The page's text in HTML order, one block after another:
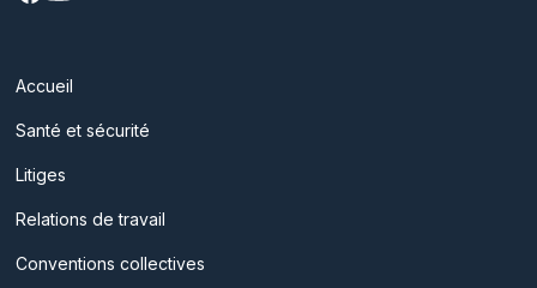
Accueil
Santé et sécurité
Litiges
Relations de travail
Conventions collectives